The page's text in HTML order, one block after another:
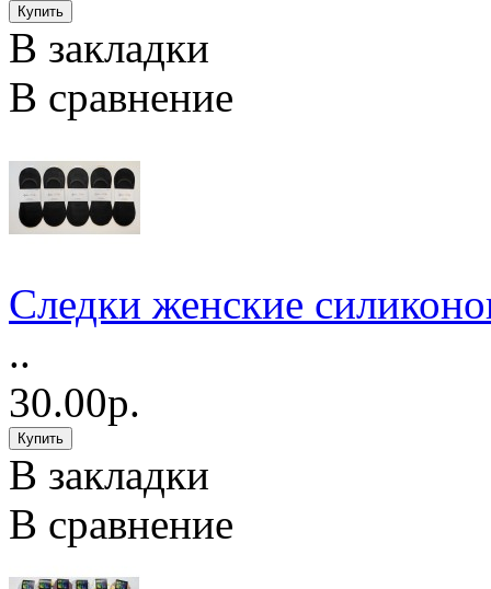
В закладки
В сравнение
Следки женские
..
30.00р.
В закладки
В сравнение